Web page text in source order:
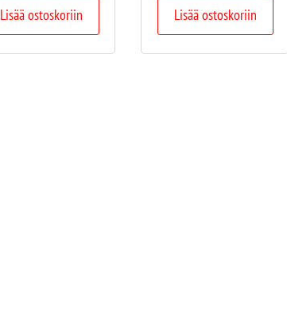
Lisää ostoskoriin Lisää ostoskoriin